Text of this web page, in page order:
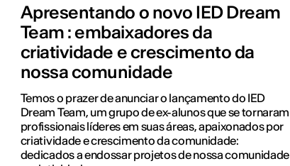
Apresentando o novo IED Dream
Team : embaixadores da
criatividade e crescimento da
nossa comunidade
Temos o prazer de anunciar o lançamento do IED
Dream Team, um grupo de ex-alunos que se tornaram
profissionais líderes em suas áreas, apaixonados por
criatividade e crescimento da comunidade:
dedicados a endossar projetos de nossa comunidade